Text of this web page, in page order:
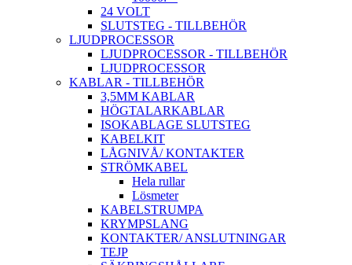
24 VOLT
SLUTSTEG - TILLBEHÖR
LJUDPROCESSOR
LJUDPROCESSOR - TILLBEHÖR
LJUDPROCESSOR
KABLAR - TILLBEHÖR
3,5MM KABLAR
HÖGTALARKABLAR
ISOKABLAGE SLUTSTEG
KABELKIT
LÅGNIVÅ/ KONTAKTER
STRÖMKABEL
Hela rullar
Lösmeter
KABELSTRUMPA
KRYMPSLANG
KONTAKTER/ ANSLUTNINGAR
TEJP